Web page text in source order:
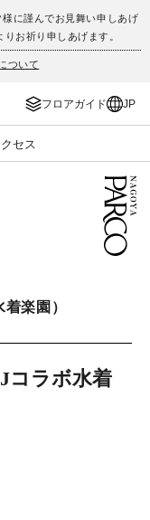
に謹んでお見舞い申しあげ
お祈り申しあげます。
ついて
フロアガイド JP
セス
楽園）
コラボ水着